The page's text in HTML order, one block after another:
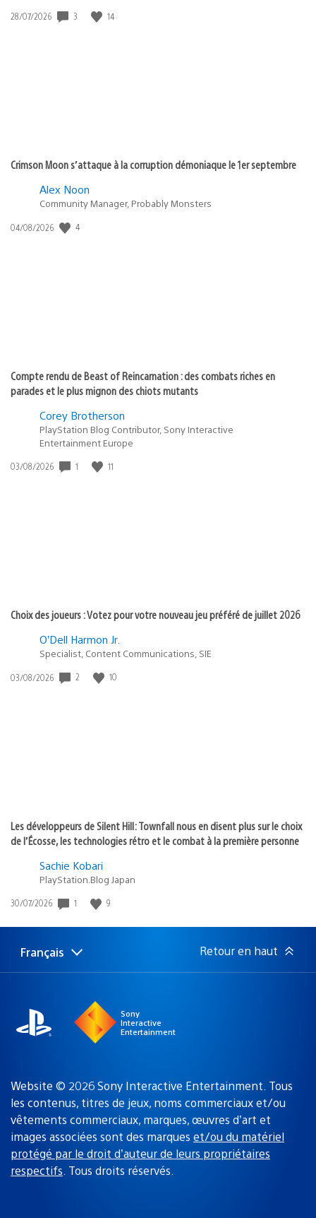
Date
28/07/2026 3 14
Crimson Moon s’attaque à la corruption démoniaque le 1er septembre
Alex Noon
Community Manager, Probably Monsters
Date
04/08/2026 4
Compte rendu de Beast of Reincarnation : des combats riches en
parades et le plus mignon des chiots mutants
Corey Brotherson
PlayStation Blog Contributor, Sony Interactive
Entertainment Europe
Date
03/08/2026 1 11
Choix des joueurs : Votez pour votre nouveau jeu préféré de juillet 2026
O’Dell Harmon Jr.
Specialist, Content Communications, SIE
Date
03/08/2026 2 10
Les développeurs de Silent Hill: Townfall nous en disent plus sur le choix
de l’Écosse, les technologies rétro et le combat à la première personne
Sachie Kobari
PlayStation.Blog Japan
Date
publication
30/07/2026 1 9
Choisir
Région
Français Retour en haut
Sony
Interactive
Entertainment
Website © 2026 Sony Interactive Entertainment. Tous
les contenus, titres de jeux, noms commerciaux et/ou
vêtements commerciaux, marques, œuvres d’art et
images associées sont des marques et/ou du matériel
protégé par le droit d’auteur de leurs propriétaires
respectifs. Tous droits réservés.